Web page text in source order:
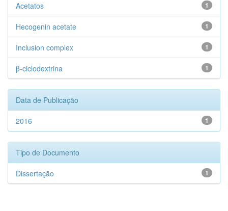
1
Acetatos
1
Hecogenin acetate
1
Inclusion complex
1
β-ciclodextrina
Data de Publicação
1
2016
Tipo de Documento
1
Dissertação